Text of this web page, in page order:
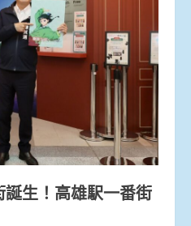
生！高雄駅一番街